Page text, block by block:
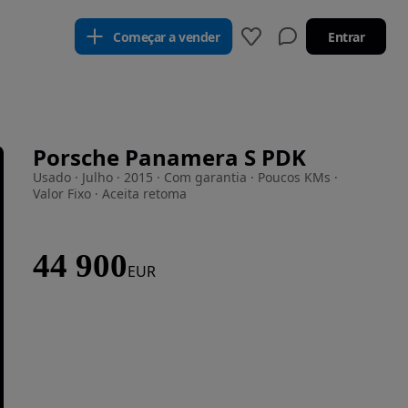
Começar a vender Entrar
Porsche Panamera S PDK
Usado · Julho · 2015 · Com garantia · Poucos KMs ·
Valor Fixo · Aceita retoma
44 900EUR